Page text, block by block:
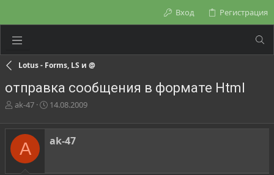
Вход Регистрация
Lotus - Forms, LS и @
отправка сообщения в формате Html
А
т
о
т
ak-47
Д
т
а
н
14.08.2009
A ak-47